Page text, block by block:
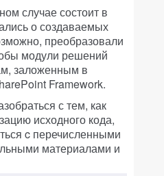
случае состоит в
о создаваемых
преобразовали
модули решений
заложенным в
Framework.
с тем, как
исходного кода,
c перечисленными
материалами и